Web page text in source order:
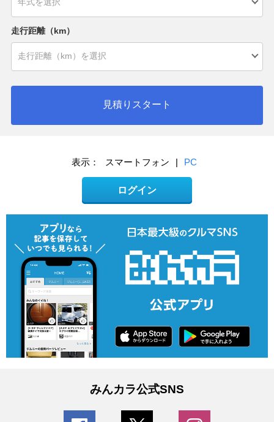
走行距離（km）
見積りスタート
表示： スマートフォン | PC
ログイン
みんカラ公式SNS